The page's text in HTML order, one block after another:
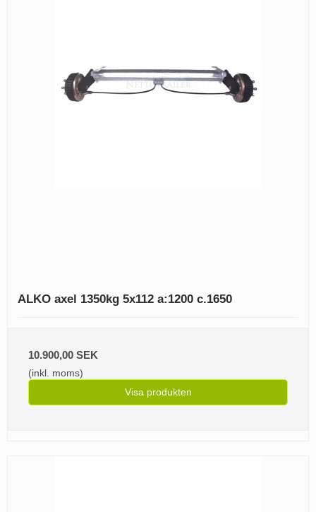
ALKO axel 1350kg 5x112 a:1200 c.1650
10.900,00 SEK
(inkl. moms)
Visa produkten